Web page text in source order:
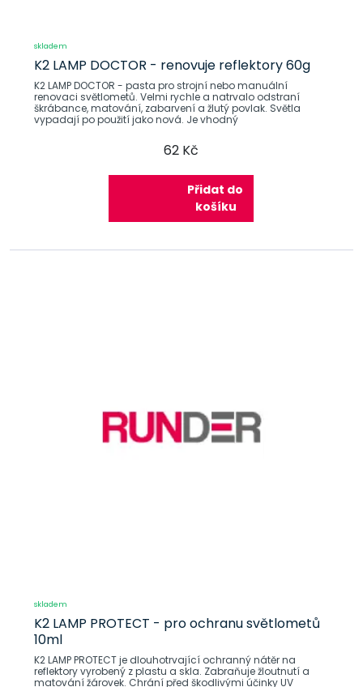
skladem
K2 LAMP DOCTOR - renovuje reflektory 60g
K2 LAMP DOCTOR - pasta pro strojní nebo manuální
renovaci světlometů. Velmi rychle a natrvalo odstraní
škrábance, matování, zabarvení a žlutý povlak. Světla
vypadají po použití jako nová. Je vhodný
62 Kč
Přidat do
košíku
skladem
K2 LAMP PROTECT - pro ochranu světlometů
10ml
K2 LAMP PROTECT je dlouhotrvající ochranný nátěr na
reflektory vyrobený z plastu a skla. Zabraňuje žloutnutí a
matování žárovek. Chrání před škodlivými účinky UV